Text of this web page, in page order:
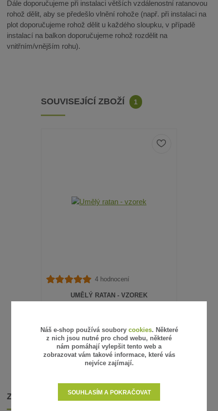
Dále doporučujeme při instalaci větších vzdálenostní ratanovou
rohož dělit, aby se předešlo vlnění rohože (např. při instalaci na
plot doporučujeme rohož dělit u každého sloupku, v případě
instalací na balkon doporučujeme rohož rozdělit na
vnitřním/vnějším rohu).
SOUVISEJÍCÍ ZBOŽÍ 1
4 hodnocení
UMĚLÝ RATAN - VZOREK
ZVOLIT VARIANTU
ZBOŽÍ ZAŘAZENO V KATEGORIÍCH
Náš e-shop používá soubory cookies. Některé
z nich jsou nutné pro chod webu, některé
nám pomáhají vylepšit tento web a
zobrazovat vám takové informace, které vás
nejvíce zajímají.
SOUHLASÍM A POKRAČOVAT